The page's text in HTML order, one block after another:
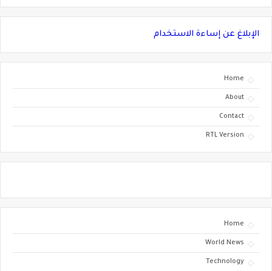
الإبلاغ عن إساءة الاستخدام
Home
About
Contact
RTL Version
Home
World News
Technology